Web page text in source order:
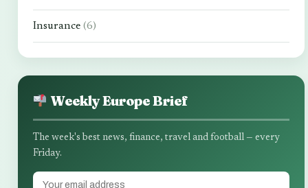
Insurance (6)
Weekly Europe Brief
The week's best news, finance, travel and football — every
Friday.